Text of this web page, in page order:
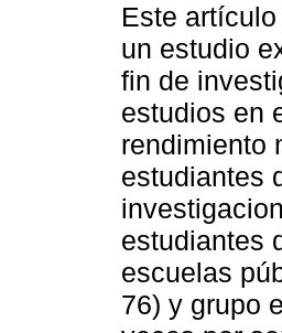
Este
un estudio
fin de
estudios en
rendimiento
estudiantes
estudiantes
escuelas
76) y grupo